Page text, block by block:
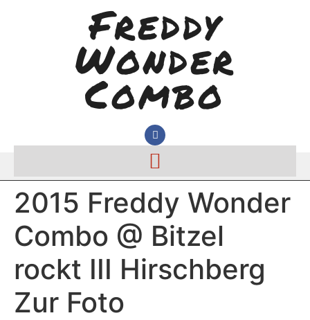
Freddy
Wonder
Combo
2015 Freddy Wonder
Combo @ Bitzel
rockt III Hirschberg
Zur Foto